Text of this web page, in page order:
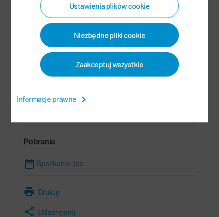
Ustawienia plików cookie
Niezbędne pliki cookie
Zaakceptuj wszystkie
Informacje prawne
201799 Shanghai
Chiny
Informacje
Pobrania
Spotkanie.ics
Drukuj
Udostępnij